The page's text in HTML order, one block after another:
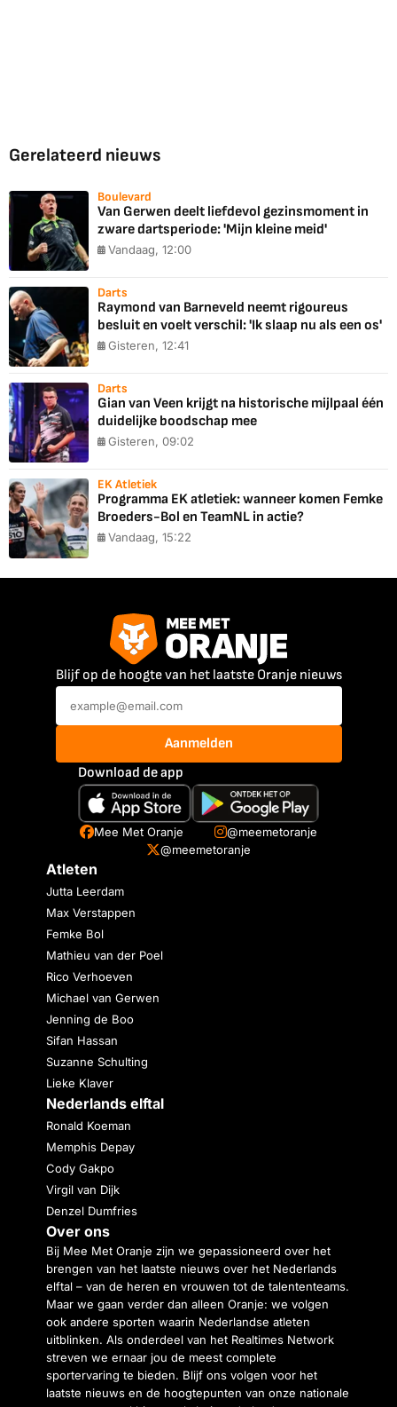
Gerelateerd nieuws
Boulevard
Van Gerwen deelt liefdevol gezinsmoment in
zware dartsperiode: 'Mijn kleine meid'
Vandaag, 12:00
Darts
Raymond van Barneveld neemt rigoureus
besluit en voelt verschil: 'Ik slaap nu als een os'
Gisteren, 12:41
Darts
Gian van Veen krijgt na historische mijlpaal één
duidelijke boodschap mee
Gisteren, 09:02
EK Atletiek
Programma EK atletiek: wanneer komen Femke
Broeders-Bol en TeamNL in actie?
Vandaag, 15:22
Blijf op de hoogte van het laatste Oranje nieuws
Aanmelden
Download de app
Mee Met Oranje
@meemetoranje
@meemetoranje
Atleten
Jutta Leerdam
Max Verstappen
Femke Bol
Mathieu van der Poel
Rico Verhoeven
Michael van Gerwen
Jenning de Boo
Sifan Hassan
Suzanne Schulting
Lieke Klaver
Nederlands elftal
Ronald Koeman
Memphis Depay
Cody Gakpo
Virgil van Dijk
Denzel Dumfries
Over ons
Bij Mee Met Oranje zijn we gepassioneerd over het
brengen van het laatste nieuws over het Nederlands
elftal – van de heren en vrouwen tot de talententeams.
Maar we gaan verder dan alleen Oranje: we volgen
ook andere sporten waarin Nederlandse atleten
uitblinken. Als onderdeel van het Realtimes Network
streven we ernaar jou de meest complete
sportervaring te bieden. Blijf ons volgen voor het
laatste nieuws en de hoogtepunten van onze nationale